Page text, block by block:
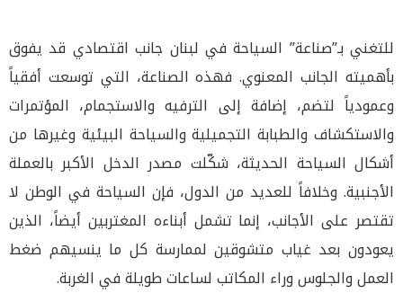
للتغني بـ”صناعة” السياحة في لبنان جانب اقتصادي قد يفوق
بأهميته الجانب المعنوي. فهذه الصناعة، التي توسعت أفقياً
وعمودياً لتضم، إضافة إلى الترفيه والاستجمام، المؤتمرات
والاستكشاف والطبابة التجميلية والسياحة البيئية وغيرها من
أشكال السياحة الحديثة، شكّلت مصدر الدخل الأكبر بالعملة
الأجنبية. وخلافاً للعديد من الدول، فإن السياحة في الوطن لا
تقتصر على الأجانب، إنما تشمل أبناءه المغتربين أيضاً، الذين
يعودون بعد غياب متشوقين لممارسة كل ما ينسيهم ضغط
العمل والجلوس وراء المكاتب لساعات طويلة في الغربة.